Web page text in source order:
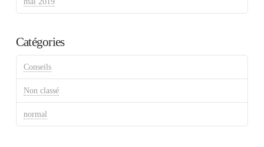
Catégories
Conseils
Non classé
normal